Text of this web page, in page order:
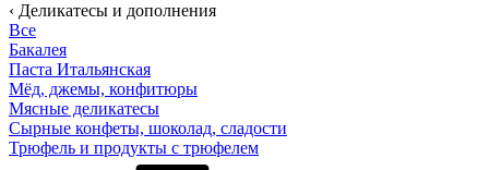
‹ Деликатесы и дополнения
Все
Бакалея
Паста Итальянская
Мёд, джемы, конфитюры
Мясные деликатесы
Сырные конфеты, шоколад, сладости
Трюфель и продукты с трюфелем